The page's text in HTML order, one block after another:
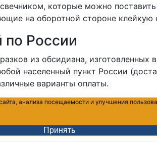
которые можно
на оборотной стороне клейкую
по России
из обсидиана,
населенный пункт России
варианты оплаты.
анализа посещаемости и улучшения
Принять